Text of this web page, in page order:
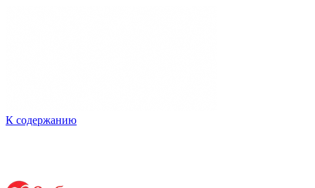
К содержанию